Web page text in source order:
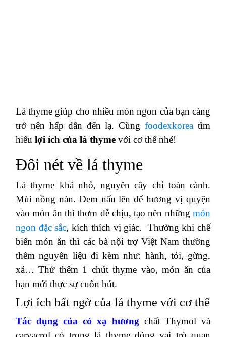
Lá thyme giúp cho nhiều món ngon của bạn càng
trở nên hấp dẫn đến lạ. Cùngfoodexkorea tìm
hiểu lợi ích của lá thyme với cơ thể nhé!
Đôi nét về lá thyme
Lá thyme khá nhỏ, nguyên cây chỉ toàn cành.
Mùi nồng nàn. Đem nấu lên để hương vị quyện
vào món ăn thì thơm dễ chịu, tạo nên những món
ngon đặc sắc, kích thích vị giác.
Thường khi chế
biến món ăn thì các bà nội trợ Việt Nam thường
thêm nguyên liệu đi kèm như: hành, tỏi, gừng,
xả… Thử thêm 1 chút thyme vào, món ăn của
bạn mới thực sự cuốn hút.
Lợi ích bất ngờ của lá thyme với cơ thể
Tác dụng của cỏ xạ hương chất Thymol và